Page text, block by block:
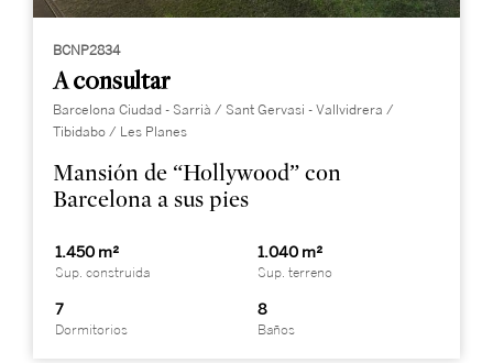
BCNP2834
A consultar
Barcelona Ciudad - Sarrià / Sant Gervasi - Vallvidrera /
Tibidabo / Les Planes
Mansión de “Hollywood” con
Barcelona a sus pies
1.450 m²
Sup. construida
1.040 m²
Sup. terreno
7
Dormitorios
8
Baños